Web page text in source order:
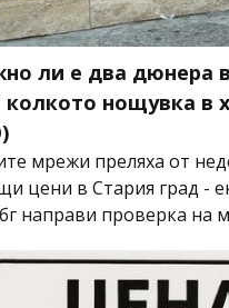
ли е два дюнера
колкото нощувка в
мрежи преляха от
цени в Стария град -
направи проверка на